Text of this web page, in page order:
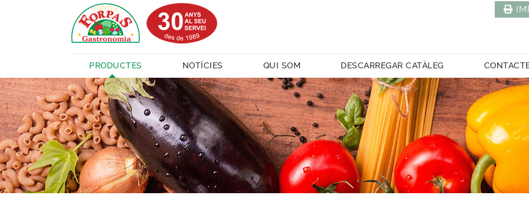
PRODUCTES NOTÍCIES QUI SOM DESCARREGAR CATÀLEG